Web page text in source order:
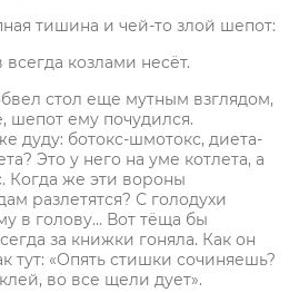
тишина и чей-то злой шепот:
козлами несёт.
стол еще мутным взглядом,
шепот ему почудился.
дуду: ботокс-шмотокс, диета-
Это у него на уме котлета, а
же эти вороны
разлетятся? С голодухи
в голову… Вот тёща бы
за книжки гоняла. Как он
тут: «Опять стишки сочиняешь?
во все щели дует».